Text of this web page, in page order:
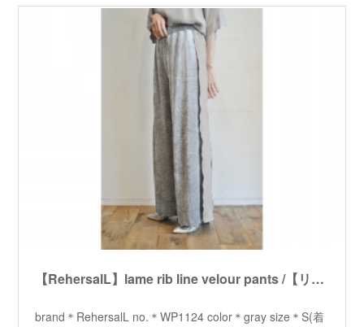
【RehersalL】lame rib line velour pants /【リハーズオール】ラメリブラインベロアパンツ
brand＊RehersalL no.＊WP1124 color＊gray size＊S(着